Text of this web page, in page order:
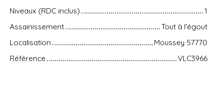
Niveaux (RDC inclus)
1
Assainissement
Tout à l'égout
Localisation
Moussey 57770
Référence
VLC3966